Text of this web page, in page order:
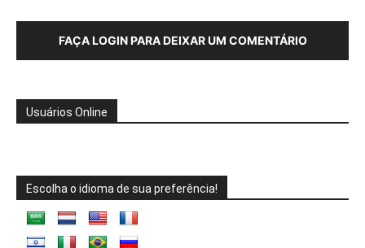
FAÇA LOGIN PARA DEIXAR UM COMENTÁRIO
Usuários Online
Escolha o idioma de sua preferência!